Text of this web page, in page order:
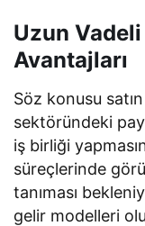
Uzun
Avantajları
Söz konusu
sektöründeki
iş birliği
süreçlerinde
tanıması
gelir modelleri